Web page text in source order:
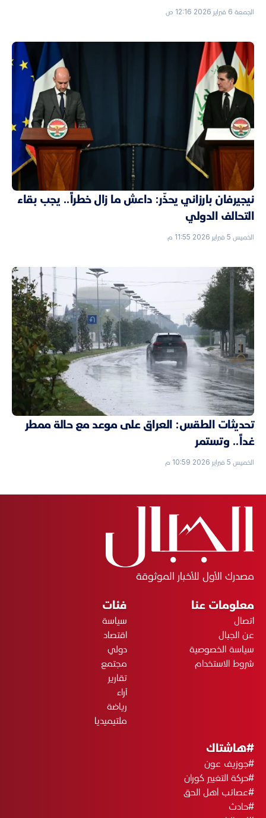
الجمعة 6 فبراير 2026 12:16 ص
نيجيرفان بارزاني يحذّر: داعش ما زال خطراً.. يجب بقاء
التحالف الدولي
الخميس 5 فبراير 2026 11:55 م
تحديثات الطقس: العراق على موعد مع حالة ممطر
غداً.. وتستمر
الخميس 5 فبراير 2026 10:59 م
مصدرك الأول للأخبار الموثوقة
معلومات عنا
اتصال
عن الجبال
سياسة الخصوصية
شروط الاستخدام
فئات
سياسة
اقتصاد
دولي
مجتمع
تقارير
آراء
رياضة
ملتيميديا
#هاشتاك
#جوزيف عون
#حركة التغيير كوران
#عصائب أهل الحق
#حادث